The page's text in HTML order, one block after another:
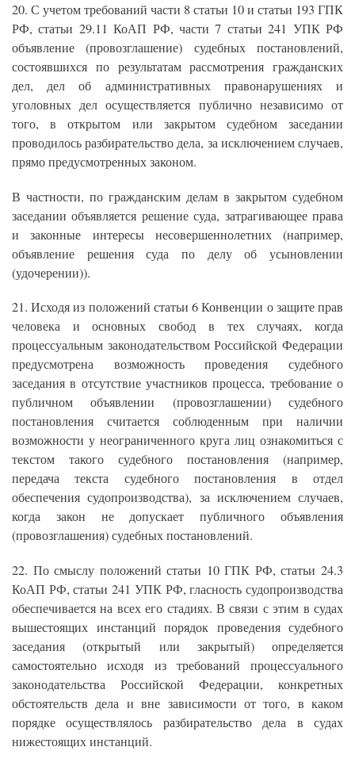
20. С учетом требований части 8 статьи 10 и статьи 193 ГПК
РФ, статьи 29.11 КоАП РФ, части 7 статьи 241 УПК РФ
объявление (провозглашение) судебных постановлений,
состоявшихся по результатам рассмотрения гражданских
дел, дел об административных правонарушениях и
уголовных дел осуществляется публично независимо от
того, в открытом или закрытом судебном заседании
проводилось разбирательство дела, за исключением случаев,
прямо предусмотренных законом.
В частности, по гражданским делам в закрытом судебном
заседании объявляется решение суда, затрагивающее права
и законные интересы несовершеннолетних (например,
объявление решения суда по делу об усыновлении
(удочерении)).
21. Исходя из положений статьи 6 Конвенции о защите прав
человека и основных свобод в тех случаях, когда
процессуальным законодательством Российской Федерации
предусмотрена возможность проведения судебного
заседания в отсутствие участников процесса, требование о
публичном объявлении (провозглашении) судебного
постановления считается соблюденным при наличии
возможности у неограниченного круга лиц ознакомиться с
текстом такого судебного постановления (например,
передача текста судебного постановления в отдел
обеспечения судопроизводства), за исключением случаев,
когда закон не допускает публичного объявления
(провозглашения) судебных постановлений.
22. По смыслу положений статьи 10 ГПК РФ, статьи 24.3
КоАП РФ, статьи 241 УПК РФ, гласность судопроизводства
обеспечивается на всех его стадиях. В связи с этим в судах
вышестоящих инстанций порядок проведения судебного
заседания (открытый или закрытый) определяется
самостоятельно исходя из требований процессуального
законодательства Российской Федерации, конкретных
обстоятельств дела и вне зависимости от того, в каком
порядке осуществлялось разбирательство дела в судах
нижестоящих инстанций.